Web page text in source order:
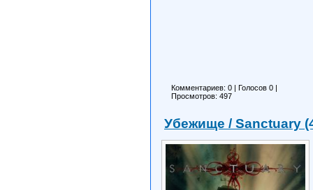
Комментариев: 0 | Голосов 0 |
Просмотров: 497
Убежище / Sanctuary